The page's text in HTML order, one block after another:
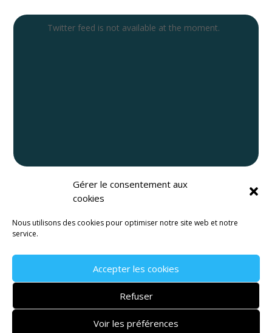
Gérer le consentement aux
cookies
Nous utilisons des cookies pour optimiser notre site web et notre
service.
Accepter les cookies
Refuser
Voir les préférences
Twitter feed is not available at the moment.
S'abonner